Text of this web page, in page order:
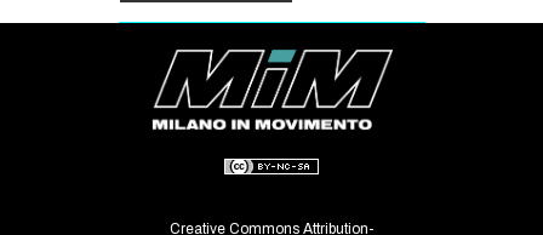
SEARCH
Creative Commons Attribution-